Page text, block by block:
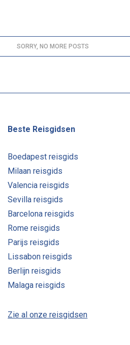
SORRY, NO MORE POSTS
Beste Reisgidsen
Boedapest reisgids
Milaan reisgids
Valencia reisgids
Sevilla reisgids
Barcelona reisgids
Rome reisgids
Parijs reisgids
Lissabon reisgids
Berlijn reisgids
Malaga reisgids
Zie al onze reisgidsen